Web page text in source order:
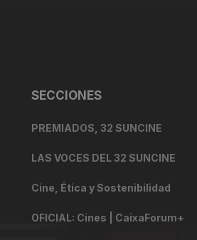
SECCIONES
PREMIADOS, 32 SUNCINE
LAS VOCES DEL 32 SUNCINE
Cine, Ética y Sostenibilidad
OFICIAL: Cines | CaixaForum+